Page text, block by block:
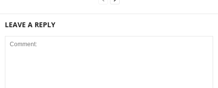
LEAVE A REPLY